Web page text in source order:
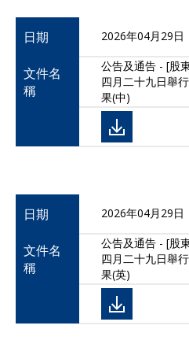
日期 2026年04月29日
文件名
稱
公告及通告 - [股
四月二十九日舉
果(中)
日期 2026年04月29日
文件名
稱
公告及通告 - [股
四月二十九日舉
果(英)